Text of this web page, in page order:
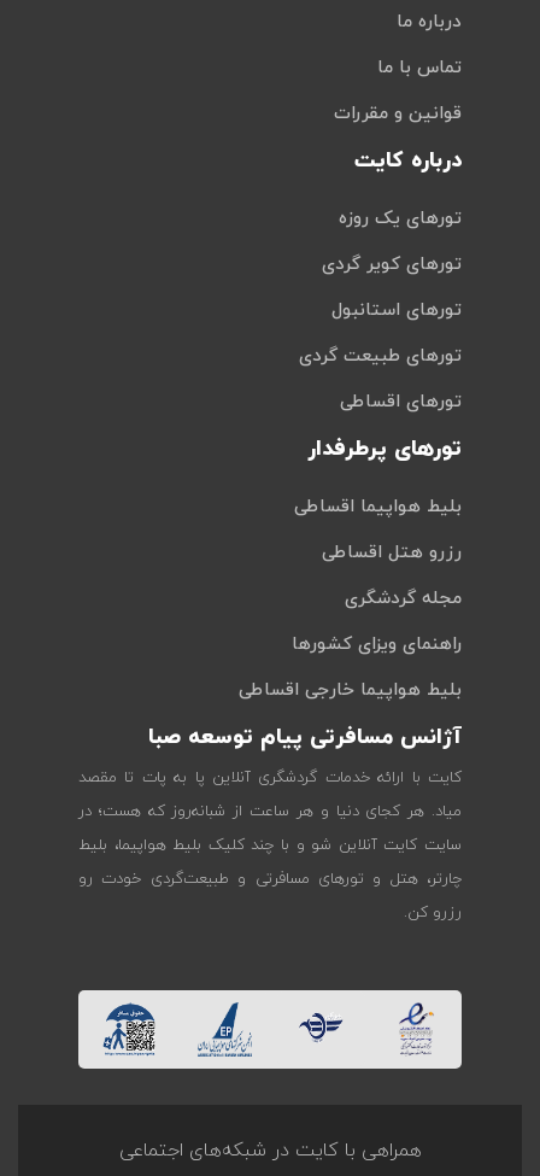
درباره ما
تماس با ما
قوانین و مقررات
درباره کایت
تورهای یک روزه
تورهای کویر گردی
تورهای استانبول
تورهای طبیعت گردی
تورهای اقساطی
تورهای پرطرفدار
بلیط هواپیما اقساطی
رزرو هتل اقساطی
مجله گردشگری
راهنمای ویزای کشورها
بلیط هواپیما خارجی اقساطی
آژانس مسافرتی پیام توسعه صبا
کایت با ارائه خدمات گردشگری آنلاین پا به پات تا مقصد
میاد. هر کجای دنیا و هر ساعت از شبانه‌روز که هست؛ در
سایت کایت آنلاین شو و با چند کلیک بلیط هواپیما، بلیط
چارتر، هتل و تورهای مسافرتی و طبیعت‌گردی خودت رو
رزرو کن.
همراهی با کایت در شبکه‌های اجتماعی